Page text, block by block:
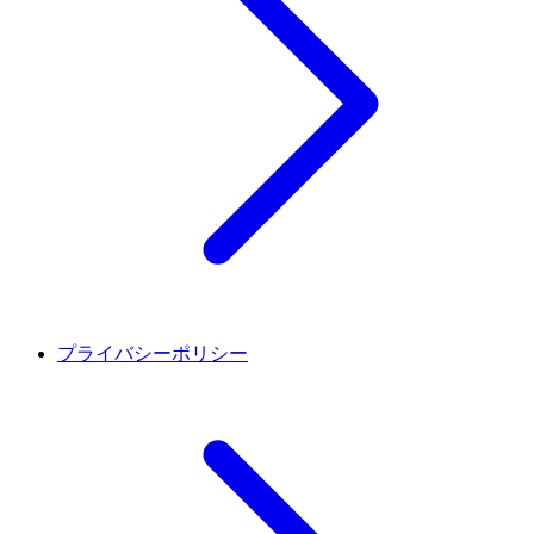
プライバシーポリシー